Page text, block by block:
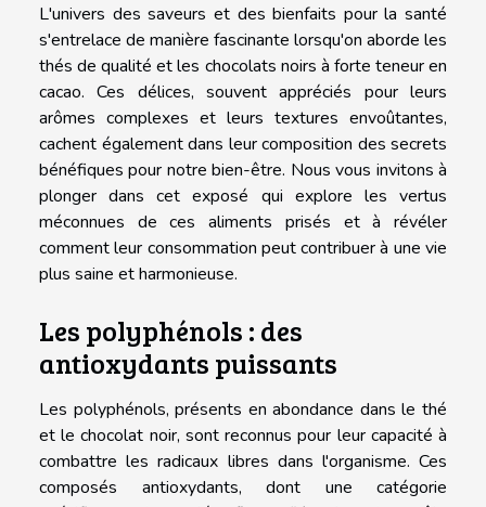
L'univers des saveurs et des bienfaits pour la santé
s'entrelace de manière fascinante lorsqu'on aborde les
thés de qualité et les chocolats noirs à forte teneur en
cacao. Ces délices, souvent appréciés pour leurs
arômes complexes et leurs textures envoûtantes,
cachent également dans leur composition des secrets
bénéfiques pour notre bien-être. Nous vous invitons à
plonger dans cet exposé qui explore les vertus
méconnues de ces aliments prisés et à révéler
comment leur consommation peut contribuer à une vie
plus saine et harmonieuse.
Les polyphénols : des
antioxydants puissants
Les polyphénols, présents en abondance dans le thé
et le chocolat noir, sont reconnus pour leur capacité à
combattre les radicaux libres dans l'organisme. Ces
composés antioxydants, dont une catégorie